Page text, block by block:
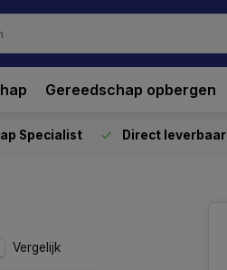
Gereedschap opbergen
Specialist Direct leverbaar
Vergelijk